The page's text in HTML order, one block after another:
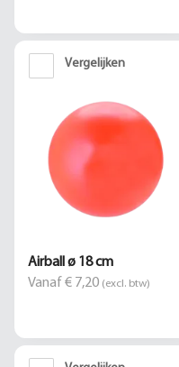
Vergelijken
Airball ø 18 cm
Vanaf € 7,20 (excl. btw)